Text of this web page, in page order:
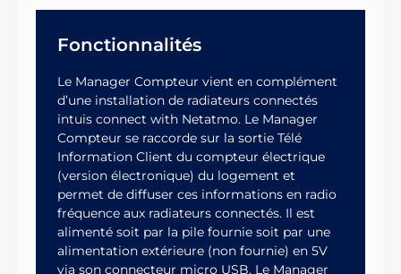
Fonctionnalités
Le Manager Compteur vient en complément
d’une installation de radiateurs connectés
intuis connect with Netatmo. Le Manager
Compteur se raccorde sur la sortie Télé
Information Client du compteur électrique
(version électronique) du logement et
permet de diffuser ces informations en radio
fréquence aux radiateurs connectés. Il est
alimenté soit par la pile fournie soit par une
alimentation extérieure (non fournie) en 5V
via son connecteur micro USB. Le Manager